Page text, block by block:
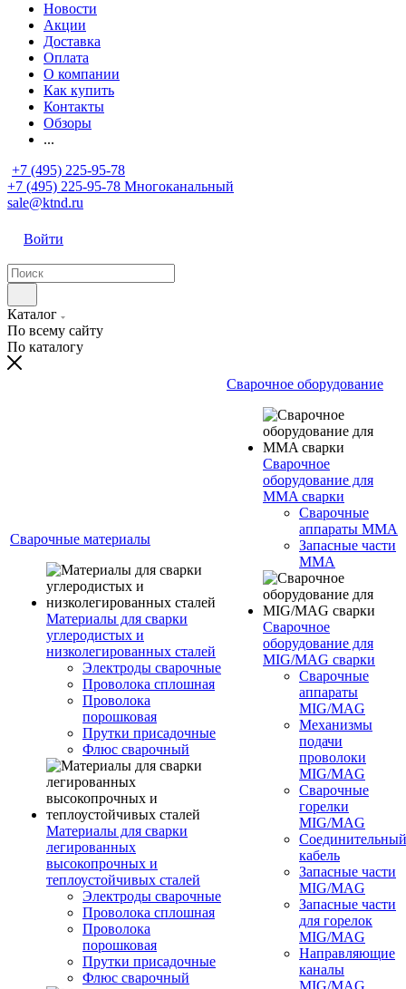
Новости
Акции
Доставка
Оплата
О компании
Как купить
Контакты
Обзоры
...
+7 (495) 225-95-78
+7 (495) 225-95-78 Многоканальный
sale@ktnd.ru
Войти
Каталог
По всему сайту
По каталогу
Сварочные материалы
Материалы для сварки
углеродистых и
низколегированных сталей
Электроды сварочные
Проволока сплошная
Проволока
порошковая
Прутки присадочные
Флюс сварочный
Материалы для сварки
легированных
высокопрочных и
теплоустойчивых сталей
Электроды сварочные
Проволока сплошная
Проволока
порошковая
Прутки присадочные
Флюс сварочный
Сварочное оборудование
Сварочное
оборудование для
MMA сварки
Сварочные
аппараты MMA
Запасные части
MMA
Сварочное
оборудование для
MIG/MAG сварки
Сварочные
аппараты
MIG/MAG
Механизмы
подачи
проволоки
MIG/MAG
Сварочные
горелки
MIG/MAG
Соединительный
кабель
Запасные части
MIG/MAG
Запасные части
для горелок
MIG/MAG
Направляющие
каналы
MIG/MAG